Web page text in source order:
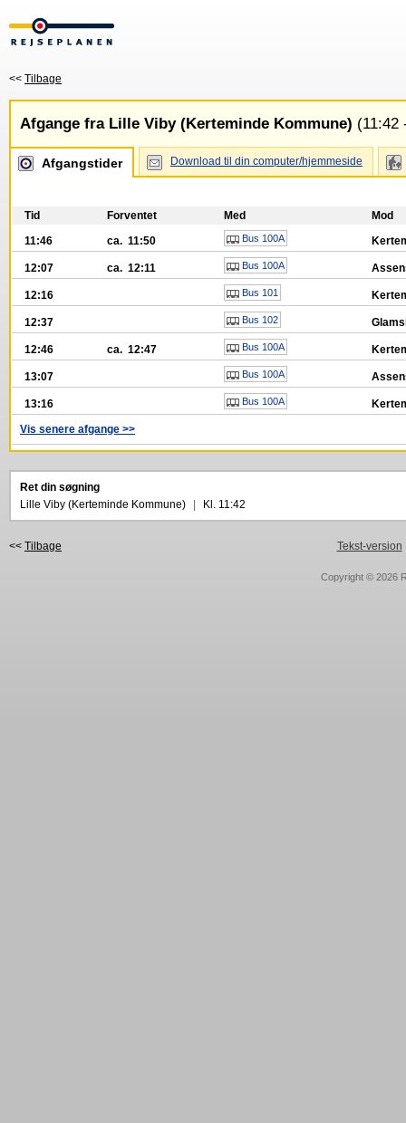
<< Tilbage
Afgange fra Lille Viby (Kerteminde Kommune) (11:42
Afgangstider Download til din computer/hjemmeside
Tid Forventet Med
Mod
11:46
ca. 11:50 Bus 100A
12:07 ca. 12:11 Bus 100A
12:16 Bus 101
12:37 Bus 102
12:46 ca. 12:47 Bus 100A
13:07 Bus 100A
13:16 Bus 100A
Vis senere afgange >>
Ret din søgning
Lille Viby (Kerteminde Kommune)
Kl. 11:42
<< Tilbage Tekst-version
Copyright © 2026